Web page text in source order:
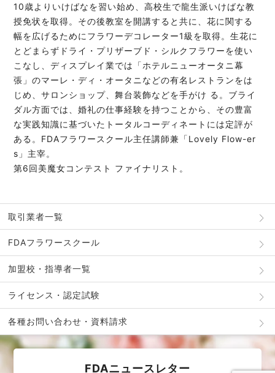
10歳よりいけばなを習い始め、高校生で龍生派いけばな教
授免状を取得。その後教室を開講すると共に、花に関する
幅を広げるためにフラワーデコレーター1級を取得。生花に
とどまらずドライ・プリザーブド・シルクフラワーを使い
こなし、ディスプレイ業では「ホテルニューオータニ幕
張」のマーレ・ディ・オータニなどの有名レストランをは
じめ、サロンショップ、舞台装飾などを手がけ る。ブライ
ダル方面では、婚礼の仕事経験を持つことから、その豊富
な実践知識に基づいたトータルコーディネートには定評が
ある。FDAフラワースクール主任講師兼「Lovely Flow-er
s」主宰。
第6回美魔女コンテスト ファイナリスト。
取引業者一覧
FDAフラワースクール
加盟校・指導者一覧
ライセンス・認定試験
各種お問い合わせ・資料請求
FDAニュースレター